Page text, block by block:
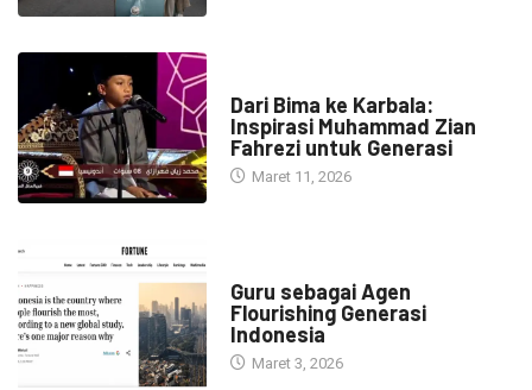
Dari Bima ke Karbala:
Inspirasi Muhammad Zian
Fahrezi untuk Generasi
Maret 11, 2026
Guru sebagai Agen
Flourishing Generasi
Indonesia
Maret 3, 2026